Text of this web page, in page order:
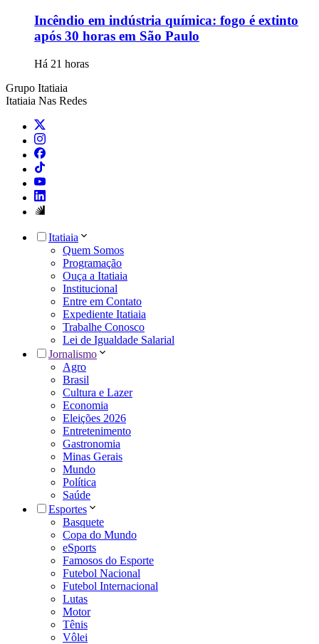
Incêndio em indústria química: fogo é extinto
após 30 horas em São Paulo
Há 21 horas
Grupo Itatiaia
Itatiaia Nas Redes
Itatiaia
Quem Somos
Programação
Ouça a Itatiaia
Institucional
Entre em Contato
Expediente Itatiaia
Trabalhe Conosco
Lei de Igualdade Salarial
Jornalismo
Agro
Brasil
Cultura e Lazer
Economia
Eleições 2026
Entretenimento
Gastronomia
Minas Gerais
Mundo
Política
Saúde
Esportes
Basquete
Copa do Mundo
eSports
Famosos do Esporte
Futebol Nacional
Futebol Internacional
Lutas
Motor
Tênis
Vôlei